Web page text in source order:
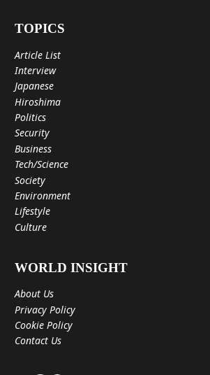
TOPICS
Article List
Interview
Japanese
Hiroshima
Politics
Security
Business
Tech/Science
Society
Environment
Lifestyle
Culture
WORLD INSIGHT
About Us
Privacy Policy
Cookie Policy
Contact Us